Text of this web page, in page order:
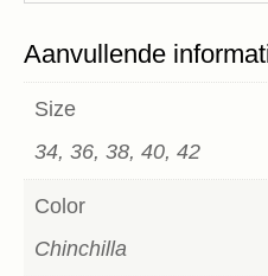
Aanvullende
Size
34, 36, 38, 40, 42
Color
Chinchilla